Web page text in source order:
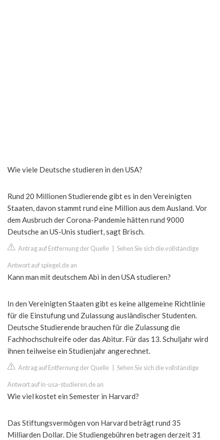
Wie viele Deutsche studieren in den USA?
Rund 20 Millionen Studierende gibt es in den Vereinigten
Staaten, davon stammt rund eine Million aus dem Ausland. Vor
dem Ausbruch der Corona-Pandemie hätten rund 9000
Deutsche an US-Unis studiert, sagt Brisch.
Antrag auf Entfernung der Quelle Sehen Sie sich die vollständige
Antwort auf spiegel.de an
Kann man mit deutschem Abi in den USA studieren?
In den Vereinigten Staaten gibt es keine allgemeine Richtlinie
für die Einstufung und Zulassung ausländischer Studenten.
Deutsche Studierende brauchen für die Zulassung die
Fachhochschulreife oder das Abitur. Für das 13. Schuljahr wird
ihnen teilweise ein Studienjahr angerechnet.
Antrag auf Entfernung der Quelle Sehen Sie sich die vollständige
Antwort auf in-usa-studieren.de an
Wie viel kostet ein Semester in Harvard?
Das Stiftungsvermögen von Harvard beträgt rund 35
Milliarden Dollar. Die Studiengebühren betragen derzeit 31